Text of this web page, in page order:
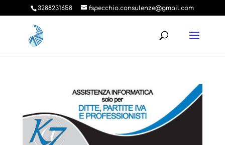
3288231658 fspecchio.consulenze@gmail.com